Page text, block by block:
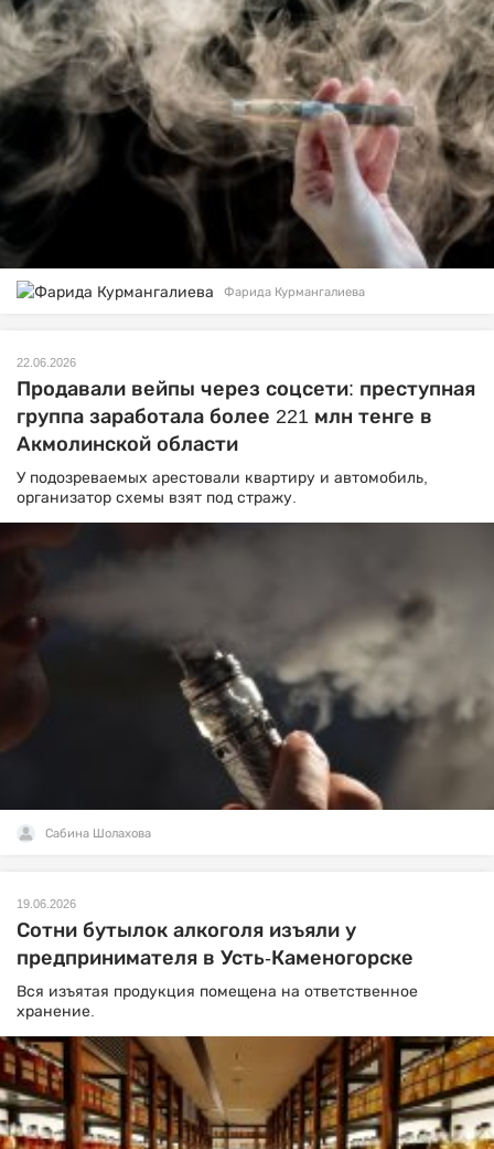
Фарида Курмангалиева
22.06.2026
Продавали вейпы через соцсети: преступная
группа заработала более 221 млн тенге в
Акмолинской области
У подозреваемых арестовали квартиру и автомобиль,
организатор схемы взят под стражу.
Сабина Шолахова
19.06.2026
Сотни бутылок алкоголя изъяли у
предпринимателя в Усть-Каменогорске
Вся изъятая продукция помещена на ответственное
хранение.